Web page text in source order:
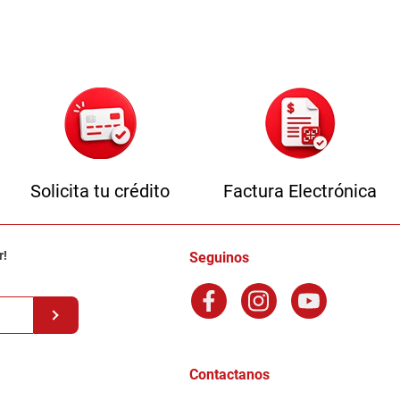
Solicita tu crédito Factura Electrónica
Seguinos
Contactanos